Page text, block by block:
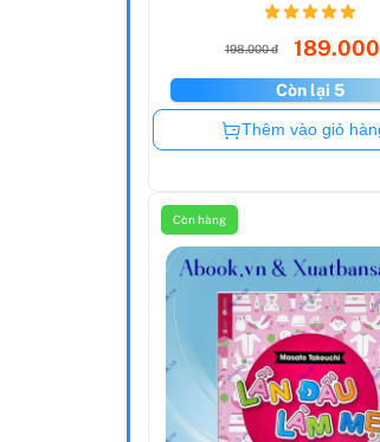
198.000 đ
Còn lại 5
Còn hàng
Thêm vào giỏ
Còn hàng